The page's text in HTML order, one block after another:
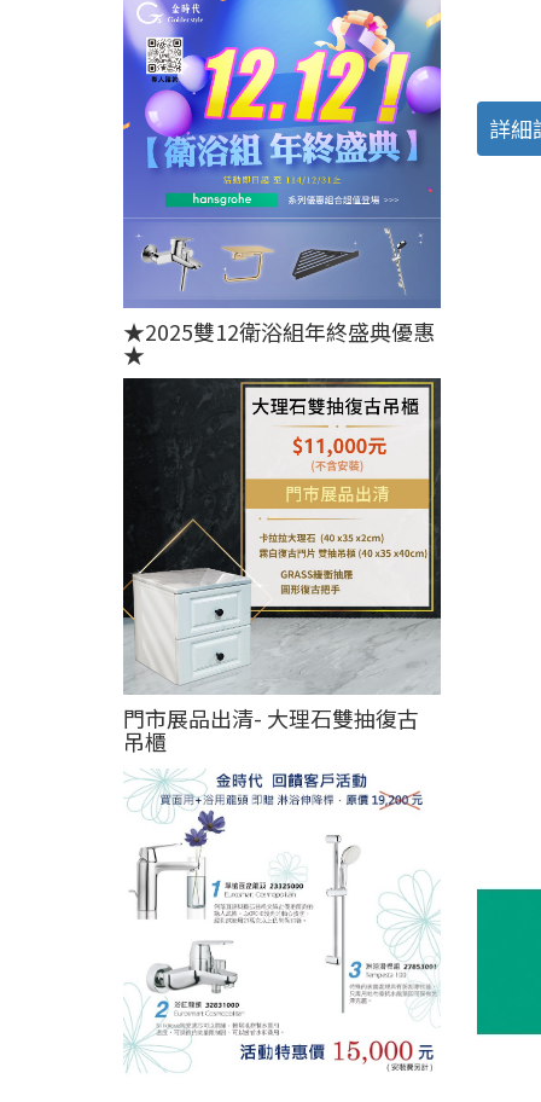
★2025雙12衛浴組年終盛典優惠
★
門市展品出清- 大理石雙抽復古
吊櫃
詳細